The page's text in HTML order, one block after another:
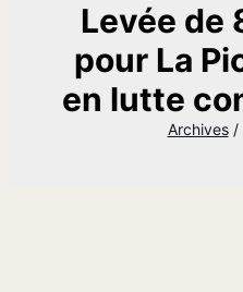
Levée de
pour La
en lutte
Archives/